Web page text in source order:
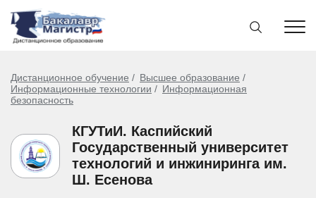
Дистанционное обучение
Высшее образование
Информационные технологии
Информационная
безопасность
КГУТиИ. Каспийский
Государственный университет
технологий и инжиниринга им.
Ш. Есенова